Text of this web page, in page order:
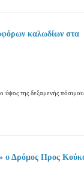
καλωδίων στα
ύψος της δεξαμενής πόσιμου
ο Δρόμος Προς